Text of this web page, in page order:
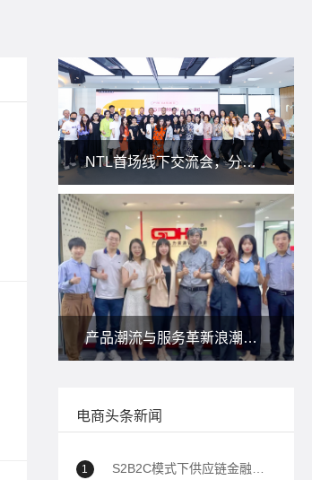
供应
2025-04-
率与安
标签：
供应
2023-09-
标签：
NTL首场线下交流会，分享私域新玩法！
产品潮流与服务革新浪潮下，朗尊与省人协一起研讨：人力资源服务供应商如何应对？
电商头条新闻
1 S2B2C模式下供应链金融如何助力企业降本增效？